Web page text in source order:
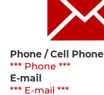
Phone / Cell Phone
*** Phone ***
E-mail
*** E-mail ***